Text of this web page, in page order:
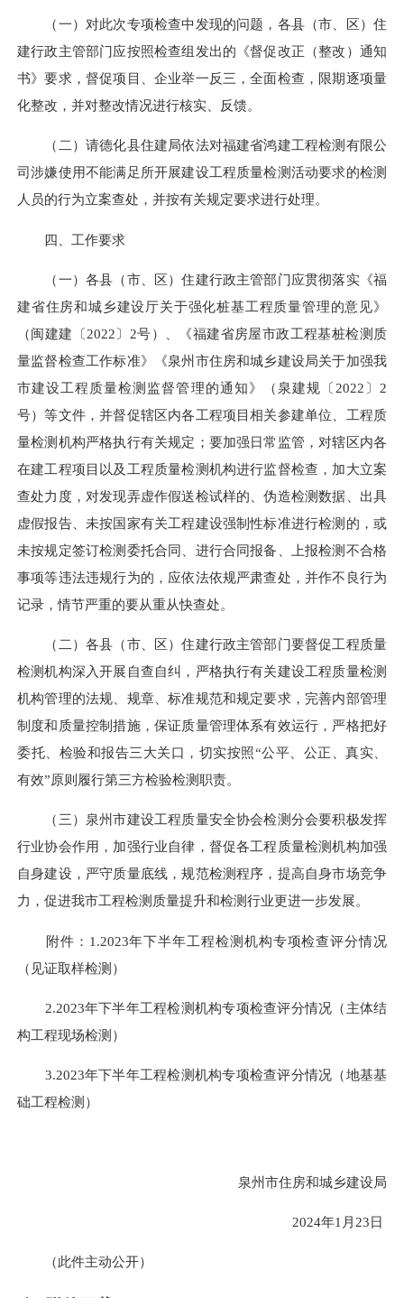
（一）对此次专项检查中发现的问题，各县（市、区）住
建行政主管部门应按照检查组发出的《督促改正（整改）通知
书》要求，督促项目、企业举一反三，全面检查，限期逐项量
化整改，并对整改情况进行核实、反馈。
（二）请德化县住建局依法对福建省鸿建工程检测有限公
司涉嫌使用不能满足所开展建设工程质量检测活动要求的检测
人员的行为立案查处，并按有关规定要求进行处理。
四、工作要求
（一）各县（市、区）住建行政主管部门应贯彻落实《福
建省住房和城乡建设厅关于强化桩基工程质量管理的意见》
（闽建建〔2022〕2号）、《福建省房屋市政工程基桩检测质
量监督检查工作标准》《泉州市住房和城乡建设局关于加强我
市建设工程质量检测监督管理的通知》（泉建规〔2022〕2
号）等文件，并督促辖区内各工程项目相关参建单位、工程质
量检测机构严格执行有关规定；要加强日常监管，对辖区内各
在建工程项目以及工程质量检测机构进行监督检查，加大立案
查处力度，对发现弄虚作假送检试样的、伪造检测数据、出具
虚假报告、未按国家有关工程建设强制性标准进行检测的，或
未按规定签订检测委托合同、进行合同报备、上报检测不合格
事项等违法违规行为的，应依法依规严肃查处，并作不良行为
记录，情节严重的要从重从快查处。
（二）各县（市、区）住建行政主管部门要督促工程质量
检测机构深入开展自查自纠，严格执行有关建设工程质量检测
机构管理的法规、规章、标准规范和规定要求，完善内部管理
制度和质量控制措施，保证质量管理体系有效运行，严格把好
委托、检验和报告三大关口，切实按照“公平、公正、真实、
有效”原则履行第三方检验检测职责。
（三）泉州市建设工程质量安全协会检测分会要积极发挥
行业协会作用，加强行业自律，督促各工程质量检测机构加强
自身建设，严守质量底线，规范检测程序，提高自身市场竞争
力，促进我市工程检测质量提升和检测行业更进一步发展。
附件：1.2023年下半年工程检测机构专项检查评分情况
（见证取样检测）
2.2023年下半年工程检测机构专项检查评分情况（主体结
构工程现场检测）
3.2023年下半年工程检测机构专项检查评分情况（地基基
础工程检测）
泉州市住房和城乡建设局
2024年1月23日
（此件主动公开）